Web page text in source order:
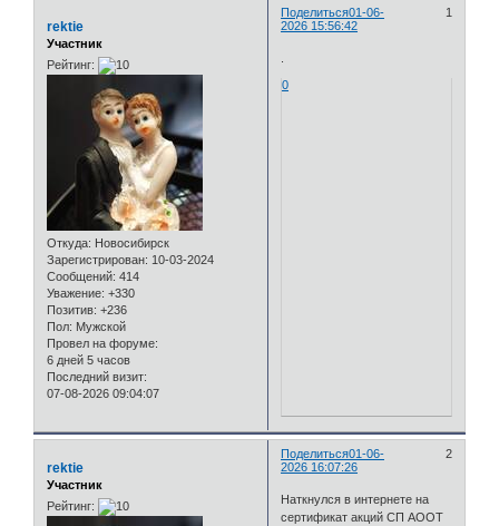
Поделиться 1
01-06-
2026 15:56:42
rektie
Участник
Рейтинг:
Откуда: Новосибирск
Зарегистрирован: 10-03-2024
Сообщений: 414
Уважение: +330
Позитив: +236
Пол: Мужской
Провел на форуме:
6 дней 5 часов
Последний визит:
07-08-2026 09:04:07
0
Поделиться 2
01-06-
2026 16:07:26
rektie
Участник
Рейтинг:
Наткнулся в интернете на
сертификат акций СП АООТ